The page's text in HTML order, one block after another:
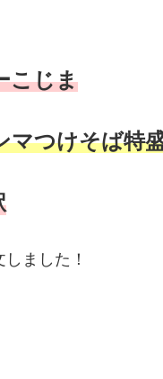
こじま
マつけそば特
ました！